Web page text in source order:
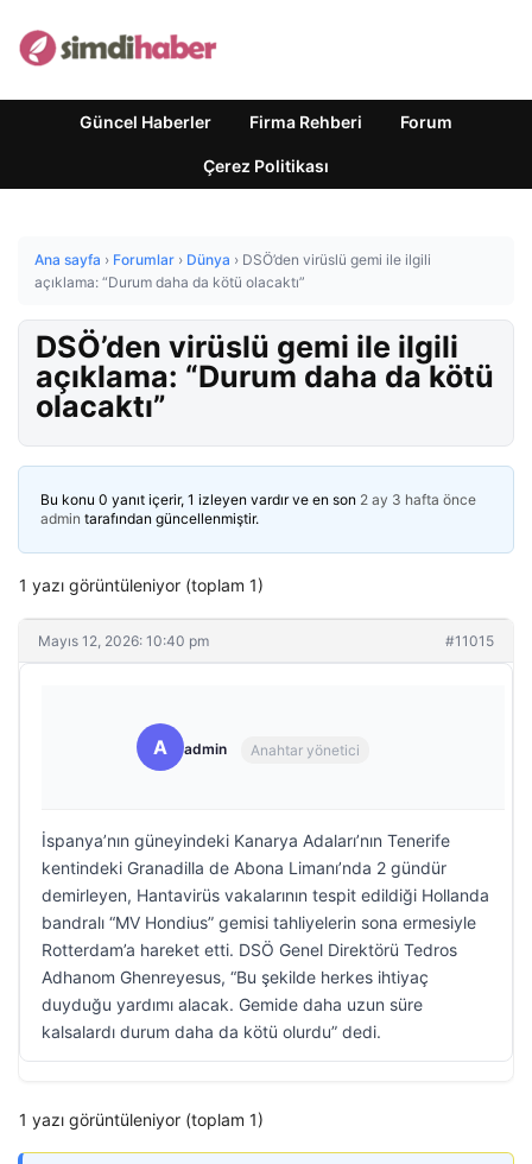
Güncel Haberler Firma Rehberi Forum
Çerez Politikası
Ana sayfa › Forumlar › Dünya › DSÖ’den virüslü gemi ile ilgili
açıklama: “Durum daha da kötü olacaktı”
DSÖ’den virüslü gemi ile ilgili
açıklama: “Durum daha da kötü
olacaktı”
Bu konu 0 yanıt içerir, 1 izleyen vardır ve en son 2 ay 3 hafta önce
admin tarafından güncellenmiştir.
1 yazı görüntüleniyor (toplam 1)
Mayıs 12, 2026: 10:40 pm #11015
A admin Anahtar yönetici
İspanya’nın güneyindeki Kanarya Adaları’nın Tenerife
kentindeki Granadilla de Abona Limanı’nda 2 gündür
demirleyen, Hantavirüs vakalarının tespit edildiği Hollanda
bandralı “MV Hondius” gemisi tahliyelerin sona ermesiyle
Rotterdam’a hareket etti. DSÖ Genel Direktörü Tedros
Adhanom Ghenreyesus, “Bu şekilde herkes ihtiyaç
duyduğu yardımı alacak. Gemide daha uzun süre
kalsalardı durum daha da kötü olurdu” dedi.
1 yazı görüntüleniyor (toplam 1)